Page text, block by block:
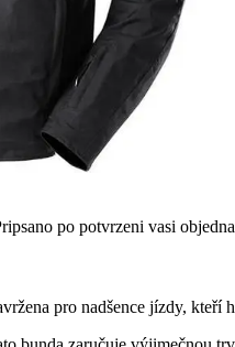
po potvrzeni vasi
pro nadšence jízdy,